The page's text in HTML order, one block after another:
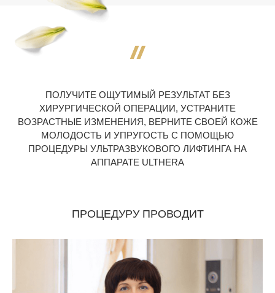
ПОЛУЧИТЕ ОЩУТИМЫЙ РЕЗУЛЬТАТ БЕЗ
ХИРУРГИЧЕСКОЙ ОПЕРАЦИИ, УСТРАНИТЕ
ВОЗРАСТНЫЕ ИЗМЕНЕНИЯ, ВЕРНИТЕ СВОЕЙ КОЖЕ
МОЛОДОСТЬ И УПРУГОСТЬ С ПОМОЩЬЮ
ПРОЦЕДУРЫ УЛЬТРАЗВУКОВОГО ЛИФТИНГА НА
АППАРАТЕ ULTHERA
ПРОЦЕДУРУ ПРОВОДИТ